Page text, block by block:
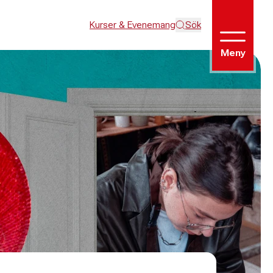
Kurser & Evenemang Sök
Meny